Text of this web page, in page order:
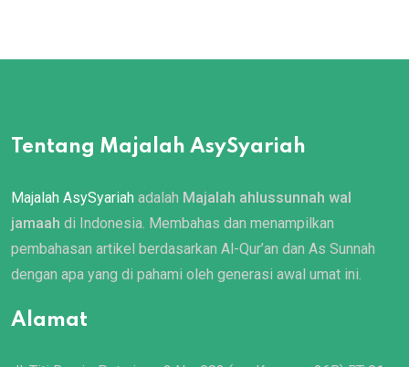
Tentang Majalah AsySyariah
Majalah AsySyariah adalah Majalah ahlussunnah wal
jamaah di Indonesia. Membahas dan menampilkan
pembahasan artikel berdasarkan Al-Qur’an dan As Sunnah
dengan apa yang di pahami oleh generasi awal umat ini.
Alamat